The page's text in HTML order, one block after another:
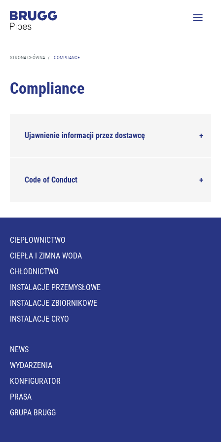
STRONA GŁÓWNA / COMPLIANCE
Compliance
Ujawnienie informacji przez dostawcę
Code of Conduct
CIEPŁOWNICTWO
CIEPŁA I ZIMNA WODA
CHŁODNICTWO
INSTALACJE PRZEMYSŁOWE
INSTALACJE ZBIORNIKOWE
INSTALACJE CRYO
NEWS
WYDARZENIA
KONFIGURATOR
PRASA
GRUPA BRUGG